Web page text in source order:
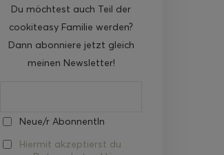
Du möchtest auch Teil der
cookiteasy Familie werden?
Dann abonniere jetzt gleich
meinen Newsletter!
Neue/r AbonnentIn
Hiermit akzeptierst du